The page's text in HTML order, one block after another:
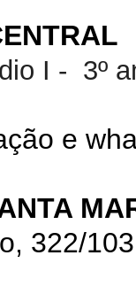
I - 3º
e
322/